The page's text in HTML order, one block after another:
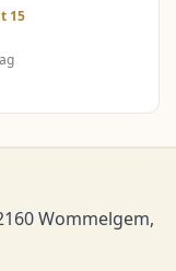
15
Wommelgem,